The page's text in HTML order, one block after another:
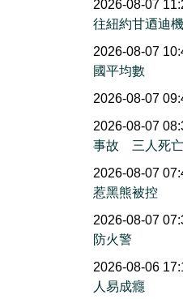
2026-08-07
往紐約甘迺迪
2026-08-07
國平均數
2026-08-07
2026-08-07
事故 三人死亡
2026-08-07
惹黑熊被控
2026-08-07
防火警
2026-08-06
人易成癮